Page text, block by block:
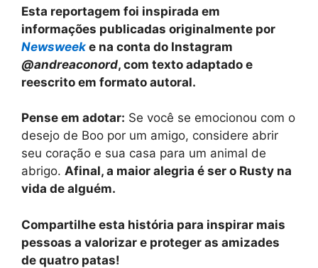
Esta reportagem foi inspirada em
informações publicadas originalmente por
Newsweek e na conta do Instagram
@andreaconord, com texto adaptado e
reescrito em formato autoral.
Pense em adotar: Se você se emocionou com o
desejo de Boo por um amigo, considere abrir
seu coração e sua casa para um animal de
abrigo. Afinal, a maior alegria é ser o Rusty na
vida de alguém.
Compartilhe esta história para inspirar mais
pessoas a valorizar e proteger as amizades
de quatro patas!